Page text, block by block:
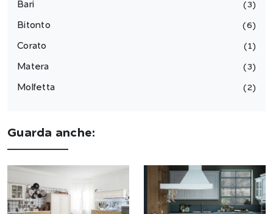
Bari 3
Bitonto 6
Corato 1
Matera 3
Molfetta 2
Guarda anche: